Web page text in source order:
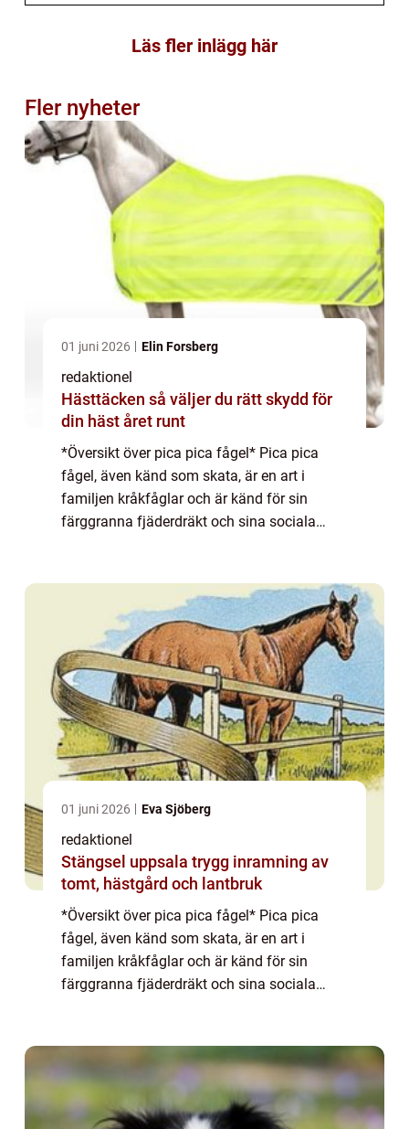
Läs fler inlägg här
Fler nyheter
01 juni 2026 Elin Forsberg
redaktionel
Hästtäcken så väljer du rätt skydd för
din häst året runt
*Översikt över pica pica fågel* Pica pica
fågel, även känd som skata, är en art i
familjen kråkfåglar och är känd för sin
färggranna fjäderdräkt och sina sociala
01 juni 2026 Eva Sjöberg
redaktionel
Stängsel uppsala trygg inramning av
tomt, hästgård och lantbruk
*Översikt över pica pica fågel* Pica pica
fågel, även känd som skata, är en art i
familjen kråkfåglar och är känd för sin
färggranna fjäderdräkt och sina sociala